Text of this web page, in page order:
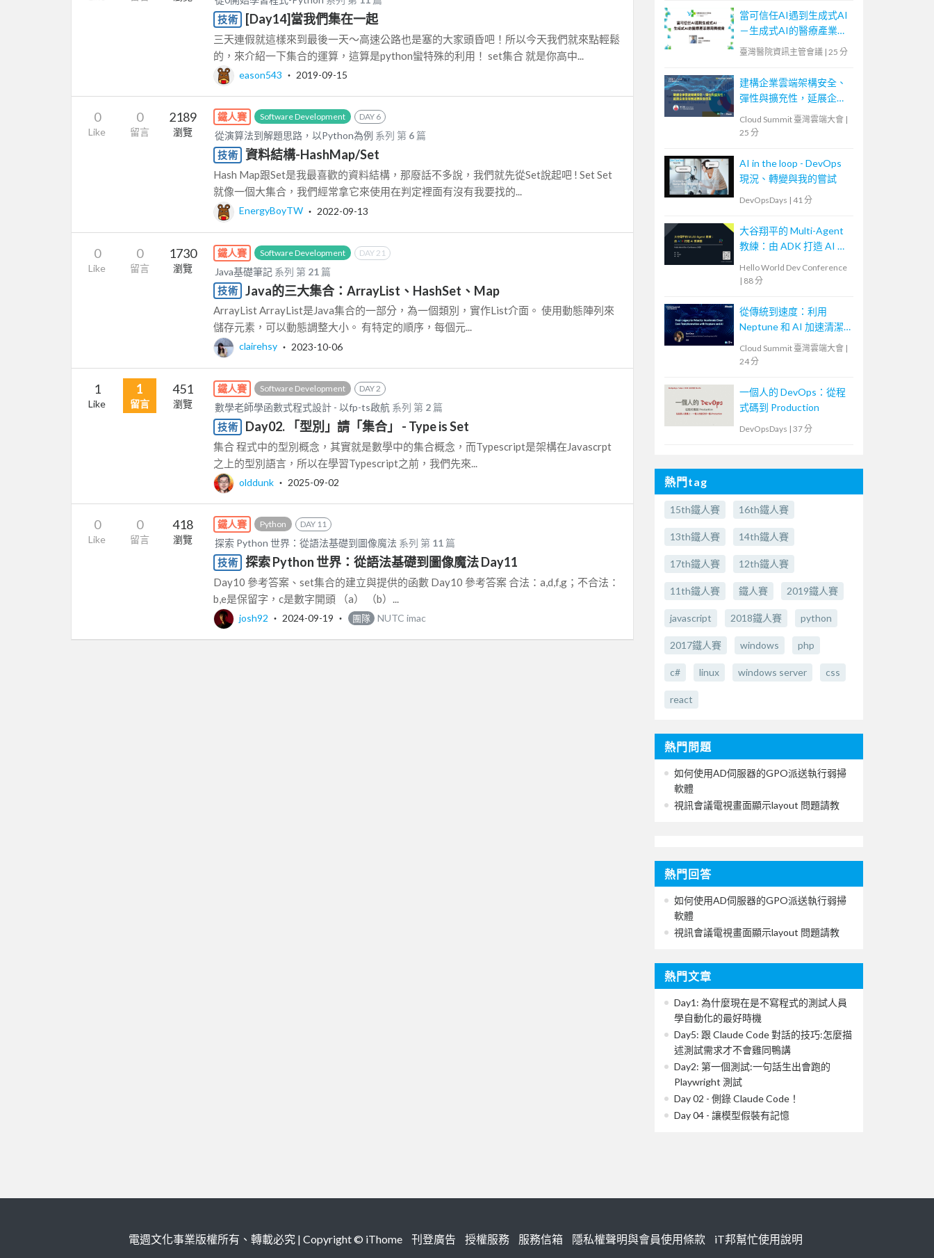
技術
[Day14]當我們集在一起
三天連假就這樣來到最後一天～高速公路也是塞的大家頭昏吧！所以今天我們就來點輕鬆
的，來介紹一下集合的運算，這算是python蠻特殊的利用！ set集合 就是你高中...
eason543 ‧ 2019-09-15
0
Like
0
留言
2189
瀏覽
鐵人賽 Software Development DAY 6
從演算法到解題思路，以Python為例 系列 第 6 篇
技術
資料結構-HashMap/Set
Hash Map跟Set是我最喜歡的資料結構，那廢話不多說，我們就先從Set說起吧 ! Set Set
就像一個大集合，我們經常拿它來使用在判定裡面有沒有我要找的...
EnergyBoyTW ‧ 2022-09-13
0
Like
0
留言
1730
瀏覽
鐵人賽 Software Development DAY 21
Java基礎筆記 系列 第 21 篇
技術
Java的三大集合：ArrayList、HashSet、Map
ArrayList ArrayList是Java集合的一部分，為一個類別，實作List介面。 使用動態陣列來
儲存元素，可以動態調整大小。 有特定的順序，每個元...
clairehsy ‧ 2023-10-06
1
Like
1
留言
451
瀏覽
鐵人賽 Software Development DAY 2
數學老師學函數式程式設計 - 以fp-ts啟航 系列 第 2 篇
技術
Day02. 「型別」請「集合」 - Type is Set
集合 程式中的型別概念，其實就是數學中的集合概念，而Typescript是架構在Javascrpt
之上的型別語言，所以在學習Typescript之前，我們先來...
olddunk ‧ 2025-09-02
0
Like
0
留言
418
瀏覽
鐵人賽 Python DAY 11
探索 Python 世界：從語法基礎到圖像魔法 系列 第 11 篇
技術
探索 Python 世界：從語法基礎到圖像魔法 Day11
Day10 參考答案、set集合的建立與提供的函數 Day10 參考答案 合法：a,d,f,g；不合法：
b,e是保留字，c是數字開頭 （a） （b）...
josh92 ‧ 2024-09-19 ‧ 團隊 NUTC imac
當可信任AI遇到生成式AI
－生成式AI的醫療產業應
用與機會
臺灣醫院資訊主管會議 | 25 分
建構企業雲端架構安全、
彈性與擴充性，延展企業
全球無邊際安全存取
Cloud Summit 臺灣雲端大會 |
25 分
AI in the loop - DevOps
現況、轉變與我的嘗試
DevOpsDays | 41 分
大谷翔平的 Multi-Agent
教練：由 ADK 打造 AI 教
Hello World Dev Conference
| 88 分
從傳統到速度：利用
Neptune 和 AI 加速清潔
Cloud Summit 臺灣雲端大會 |
24 分
一個人的 DevOps：從程
式碼到 Production
DevOpsDays | 37 分
熱門tag
15th鐵人賽 16th鐵人賽
13th鐵人賽 14th鐵人賽
17th鐵人賽 12th鐵人賽
11th鐵人賽 鐵人賽 2019鐵人賽
javascript 2018鐵人賽 python
2017鐵人賽 windows php
c# linux windows server css
react
熱門問題
如何使用AD伺服器的GPO派送執行弱掃
軟體
視訊會議電視畫面顯示layout 問題請教
熱門回答
如何使用AD伺服器的GPO派送執行弱掃
軟體
視訊會議電視畫面顯示layout 問題請教
熱門文章
Day1: 為什麼現在是不寫程式的測試人員
學自動化的最好時機
Day5: 跟 Claude Code 對話的技巧:怎麼描
述測試需求才不會雞同鴨講
Day2: 第一個測試:一句話生出會跑的
Playwright 測試
Day 02 - 側錄 Claude Code！
Day 04 - 讓模型假裝有記憶
電週文化事業版權所有、轉載必究 | Copyright © iThome 刊登廣告 授權服務 服務信箱 隱私權聲明與會員使用條款 iT邦幫忙使用說明